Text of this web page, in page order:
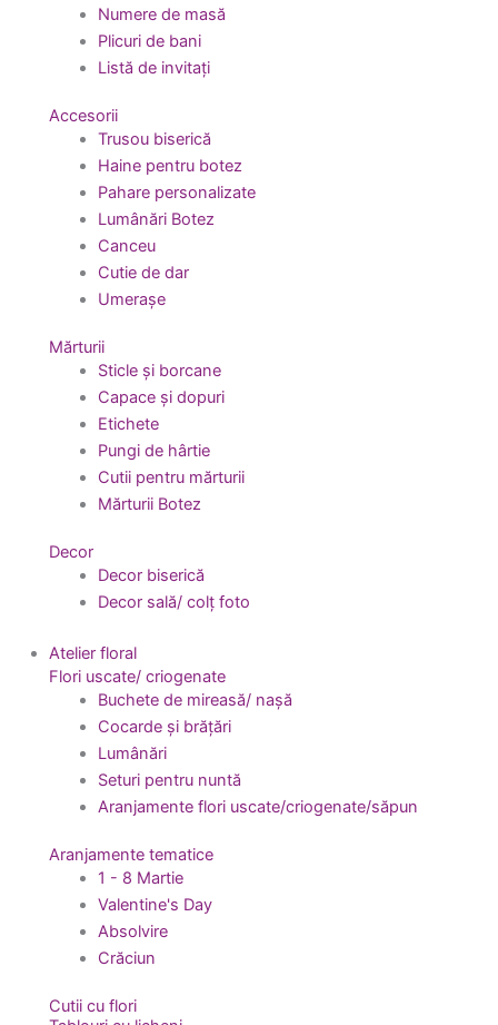
Numere de masă
Plicuri de bani
Listă de invitați
Accesorii
Trusou biserică
Haine pentru botez
Pahare personalizate
Lumânări Botez
Canceu
Cutie de dar
Umerașe
Mărturii
Sticle și borcane
Capace și dopuri
Etichete
Pungi de hârtie
Cutii pentru mărturii
Mărturii Botez
Decor
Decor biserică
Decor sală/ colț foto
Atelier floral
Flori uscate/ criogenate
Buchete de mireasă/ nașă
Cocarde și brățări
Lumânări
Seturi pentru nuntă
Aranjamente flori uscate/criogenate/săpun
Aranjamente tematice
1 - 8 Martie
Valentine's Day
Absolvire
Crăciun
Cutii cu flori